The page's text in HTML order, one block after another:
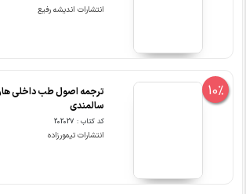
انتشارات اندیشه رفیع
10%
سالمندی
کد کتاب : 202027
انتشارات تیمورزاده